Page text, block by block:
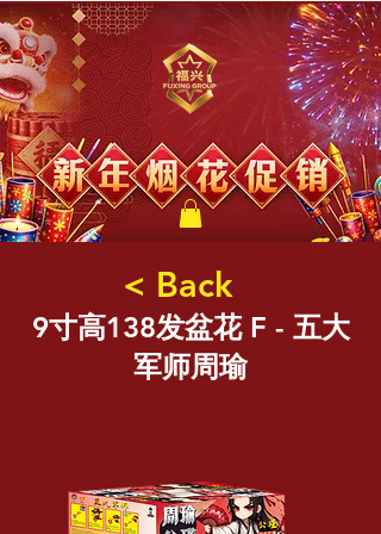
< Back
9寸高138发盆花 F - 五大
军师周瑜